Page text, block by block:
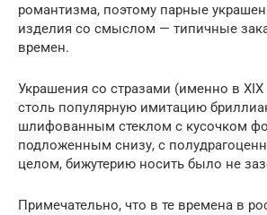
романтизма, поэтому парные
изделия со смыслом — типичные
времен.
Украшения со стразами (именно в XIX
столь популярную имитацию
шлифованным стеклом с кусочком
подложенным снизу, с
целом, бижутерию носить было не
Примечательно, что в те времена в